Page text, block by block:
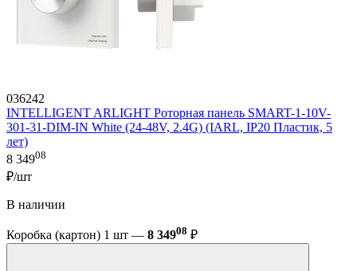
036242
INTELLIGENT ARLIGHT Роторная панель SMART-1-10V-
301-31-DIM-IN White (24-48V, 2.4G) (IARL, IP20 Пластик, 5
лет)
8 34908
₽/шт
В наличии
Коробка (картон) 1 шт — 8 34908 ₽